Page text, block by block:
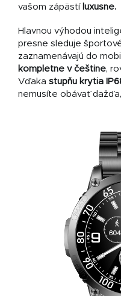
vašom zápästí luxusne.
Hlavnou výhodou
presne sleduje
zaznamenávajú do
kompletne v češtine,
Vďaka stupňu krytia
nemusíte obávať